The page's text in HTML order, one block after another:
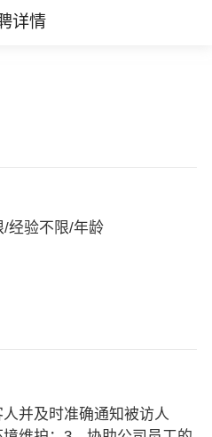
详情
经验不限/年龄
并及时准确通知被访人